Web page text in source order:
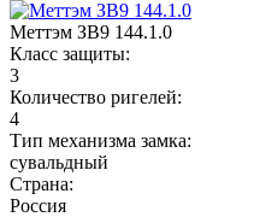
Меттэм ЗВ9 144.1.0
Класс защиты:
3
Количество ригелей:
4
Тип механизма замка:
сувальдный
Страна:
Россия